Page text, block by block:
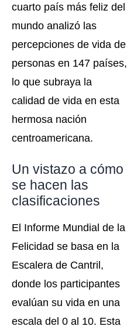
cuarto país más feliz del
mundo analizó las
percepciones de vida de
personas en 147 países,
lo que subraya la
calidad de vida en esta
hermosa nación
centroamericana.
Un vistazo a cómo
se hacen las
clasificaciones
El Informe Mundial de la
Felicidad se basa en la
Escalera de Cantril,
donde los participantes
evalúan su vida en una
escala del 0 al 10. Esta